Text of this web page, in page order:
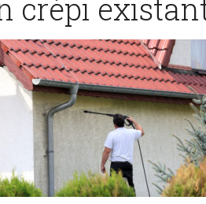
crépi